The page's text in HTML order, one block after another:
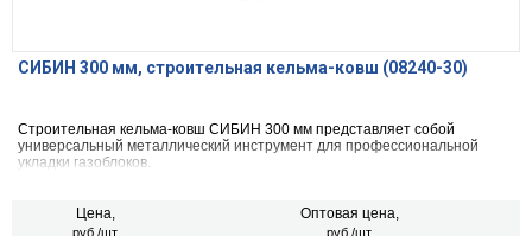
СИБИН 300 мм, строительная кельма-ковш (08240-30)
Строительная кельма-ковш СИБИН 300 мм представляет собой
универсальный металлический инструмент для профессиональной
укладки газоблоков.
Цена,
руб./шт.
Оптовая цена,
руб./шт.